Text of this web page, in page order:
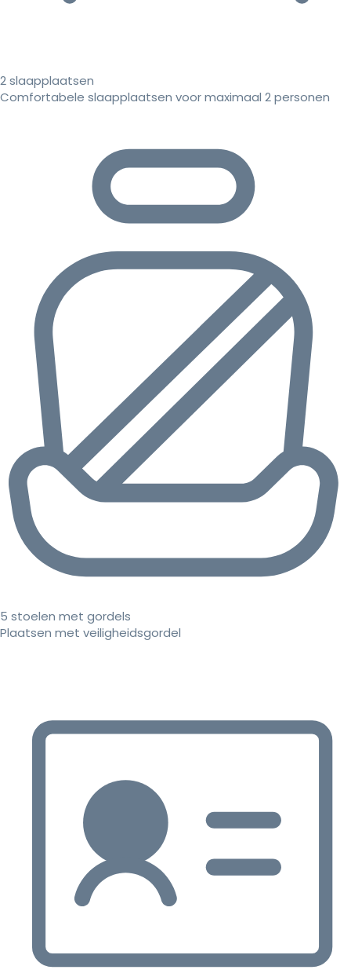
2 slaapplaatsen
Comfortabele slaapplaatsen voor maximaal 2 personen
5 stoelen met gordels
Plaatsen met veiligheidsgordel